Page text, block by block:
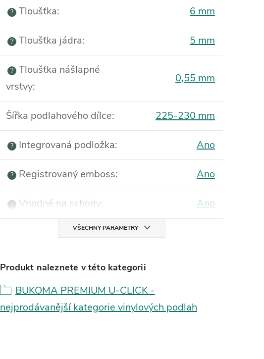
? Tloušťka: 6 mm
? Tloušťka jádra: 5 mm
? Tloušťka nášlapné
vrstvy:
0,55 mm
Šířka podlahového dílce: 225-230 mm
? Integrovaná podložka: Ano
? Registrovaný emboss: Ano
? Vhodné na schody: Ano
VŠECHNY PARAMETRY
Produkt naleznete v této kategorii
BUKOMA PREMIUM U-CLICK -
nejprodávanější kategorie vinylových podlah